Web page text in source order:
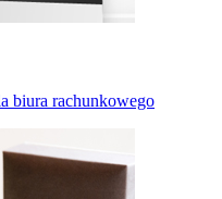
biura rachunkowego